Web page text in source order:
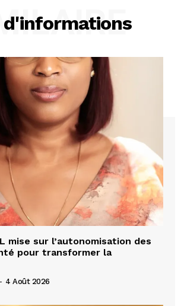
d'informations
mise sur l’autonomisation des
pour transformer la
- 4 Août 2026